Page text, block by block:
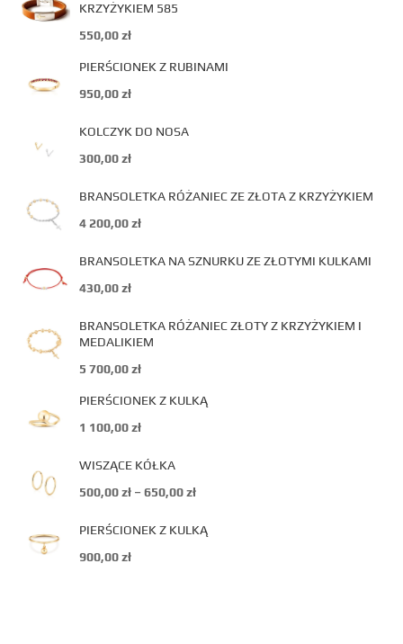
KRZYŻYKIEM 585
550,00zł
PIERŚCIONEK Z RUBINAMI
950,00zł
KOLCZYK DO NOSA
300,00zł
BRANSOLETKA RÓŻANIEC ZE ZŁOTA Z KRZYŻYKIEM
4 200,00zł
BRANSOLETKA NA SZNURKU ZE ZŁOTYMI KULKAMI
430,00zł
BRANSOLETKA RÓŻANIEC ZŁOTY Z KRZYŻYKIEM I
MEDALIKIEM
5 700,00zł
PIERŚCIONEK Z KULKĄ
1 100,00zł
WISZĄCE KÓŁKA
500,00zł – 650,00zł
PIERŚCIONEK Z KULKĄ
900,00zł